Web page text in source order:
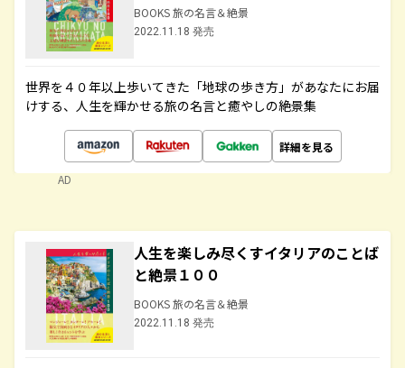
BOOKS 旅の名言＆絶景
2022.11.18 発売
世界を４０年以上歩いてきた「地球の歩き方」があなたにお届
けする、人生を輝かせる旅の名言と癒やしの絶景集
詳細を見る
AD
人生を楽しみ尽くすイタリアのことば
と絶景１００
BOOKS 旅の名言＆絶景
2022.11.18 発売